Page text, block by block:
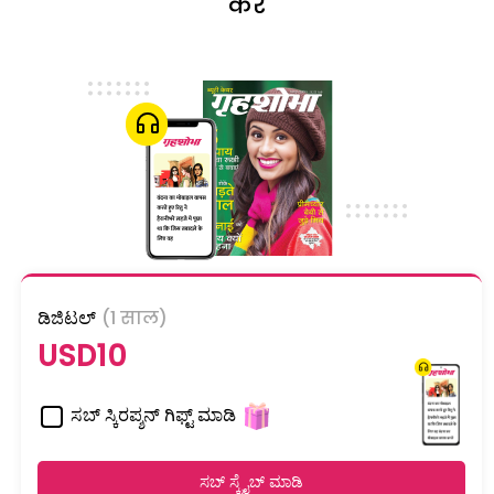
ಡಿಜಿಟಲ್ (1 साल)
USD10
ಸಬ್ ಸ್ಕಿರಪ್ಶನ್ ಗಿಫ್ಟ್ ಮಾಡಿ
ಸಬ್ ಸ್ಕ್ರೈಬ್ ಮಾಡಿ